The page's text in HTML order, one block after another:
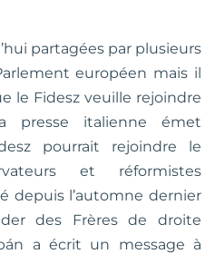
partagées par plusieurs
européen mais il
le Fidesz veuille rejoindre
presse italienne émet
pourrait rejoindre le
et réformistes
depuis l’automne dernier
des Frères de droite
a écrit un message à